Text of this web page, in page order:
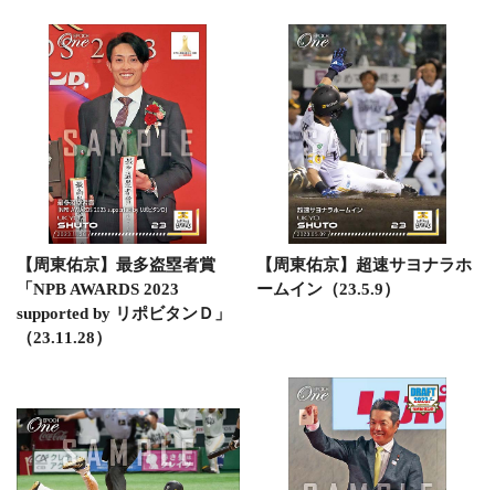
【周東佑京】最多盗塁者賞
「NPB AWARDS 2023
supported by リポビタンＤ」
（23.11.28）
【周東佑京】超速サヨナラホ
ームイン（23.5.9）